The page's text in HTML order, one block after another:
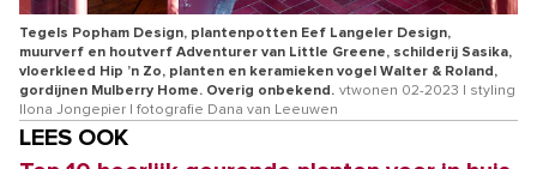
Tegels Popham Design, plantenpotten Eef Langeler Design,
muurverf en houtverf Adventurer van Little Greene, schilderij Sasika,
vloerkleed Hip ’n Zo, planten en keramieken vogel Walter & Roland,
gordijnen Mulberry Home. Overig onbekend. vtwonen 02-2023 | styling
Ilona Jongepier | fotografie Dana van Leeuwen
LEES OOK